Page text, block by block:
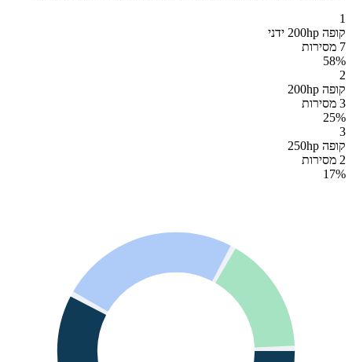
1
קופה 200hp ידני
7 מסירות
58%
2
קופה 200hp
3 מסירות
25%
3
קופה 250hp
2 מסירות
17%